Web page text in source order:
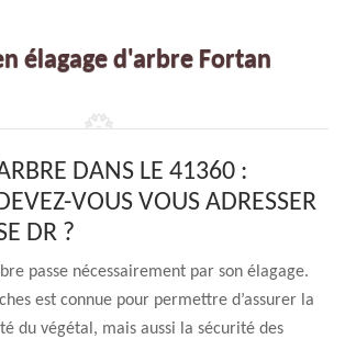
élagage d'arbre Fortan
DANS LE 41360 :
VOUS VOUS ADRESSER
DR ?
passe nécessairement par son élagage.
est connue pour permettre d’assurer la
du végétal, mais aussi la sécurité des